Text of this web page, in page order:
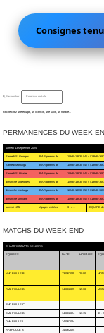
Consignes
🔍 Rechercher :
Recherchez une équipe, un licencié, une salle, un horaire...
PERMANENCES DU WEEK-
samedi 13 septembre 2025
Samedi St Georges BAR parents de 10h30-13h30 / 4 / 4 / 13h30-
Samedi Montaigu BAR parents de 10h30-13h30 / 4 / 4 / 13h30-
Samedi St Hilaire BAR parents de 10h30-13h30 / 4 / 4 / 13h30-
dimanche st georges BAR parents de 10h30-13h30 / 5 / 5 / 13h30-
dimanche montaigu BAR parents de 10h30-13h30 / 5 / 5 / 13h30-
dimanche st hilaire BAR parents de 10h30-13h30 / 5 / 5 / 13h30-
samedi NM2 équipes entrées 3 - 4 - - EQUIPE de
MATCHS DU WEEK-END
CHAMPIONNATS SENIORS
EQUIPES DATE HORAIRE
NM2 POULE B 13/09/2025 20:00
RM2 POULE B 14/09/2025 15:30
RM3 POULE C
DM2 POULE B 14/09/2024 13:15 IE -
DM4 POULE L 14/09/2024
RF3 POULE B 14/09/2024